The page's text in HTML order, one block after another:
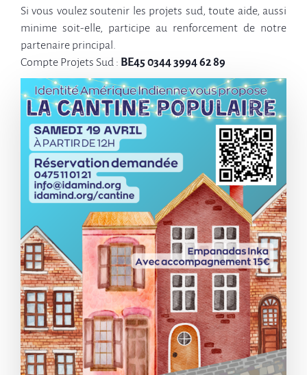
Si vous voulez soutenir les projets sud, toute aide, aussi
minime soit-elle, participe au renforcement de notre
partenaire principal.
Compte Projets Sud : BE45 0344 3994 62 89